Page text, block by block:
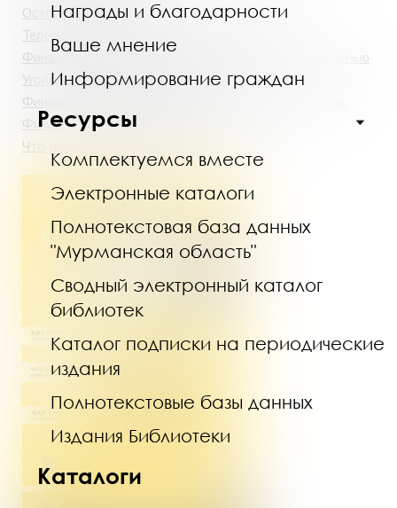
Награды и благодарности
Ваше мнение
Информирование граждан
Ресурсы
Комплектуемся вместе
Электронные каталоги
Полнотекстовая база данных
"Мурманская область"
Сводный электронный каталог
библиотек
Каталог подписки на периодические
издания
Полнотекстовые базы данных
Издания Библиотеки
Каталоги
Осторожно: мошенники!
Телефонные мошенники: подмена номера
Финансовое мошенничество: защити себя и свою семью
Уголок финансовой грамотности
Финансовая грамотность: Вклады. Кредиты и займы.
Финансовое планирование
Что делать, если с карты украли деньги?